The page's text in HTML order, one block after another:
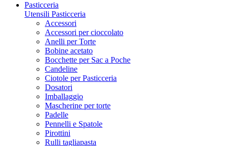
Pasticceria
Utensili Pasticceria
Accessori
Accessori per cioccolato
Anelli per Torte
Bobine acetato
Bocchette per Sac a Poche
Candeline
Ciotole per Pasticceria
Dosatori
Imballaggio
Mascherine per torte
Padelle
Pennelli e Spatole
Pirottini
Rulli tagliapasta